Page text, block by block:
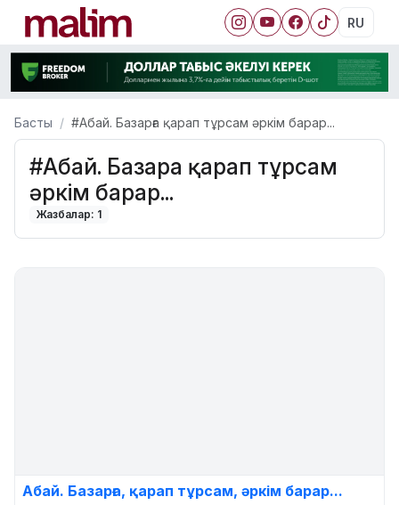
RU
Басты #Абай. Базарға қарап тұрсам әркім барар...
#Абай. Базарға қарап тұрсам
әркім барар...
Жазбалар: 1
Абай. Базарға, қарап тұрсам, әркім барар...